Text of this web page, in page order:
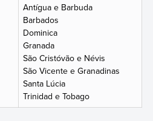
Antígua e Barbuda
Barbados
Dominica
Granada
São Cristóvão e Névis
São Vicente e Granadinas
Santa Lúcia
Trinidad e Tobago